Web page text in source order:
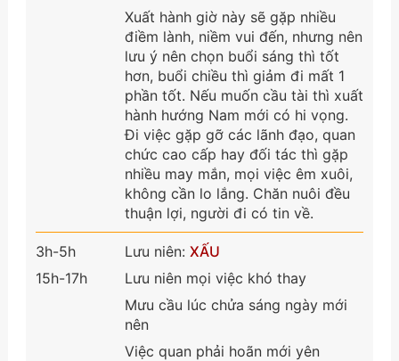
Xuất hành giờ này sẽ gặp nhiều
điềm lành, niềm vui đến, nhưng nên
lưu ý nên chọn buổi sáng thì tốt
hơn, buổi chiều thì giảm đi mất 1
phần tốt. Nếu muốn cầu tài thì xuất
hành hướng Nam mới có hi vọng.
Đi việc gặp gỡ các lãnh đạo, quan
chức cao cấp hay đối tác thì gặp
nhiều may mắn, mọi việc êm xuôi,
không cần lo lắng. Chăn nuôi đều
thuận lợi, người đi có tin về.
3h-5h
15h-17h
Lưu niên: XẤU
Lưu niên mọi việc khó thay
Mưu cầu lúc chửa sáng ngày mới
nên
Việc quan phải hoãn mới yên